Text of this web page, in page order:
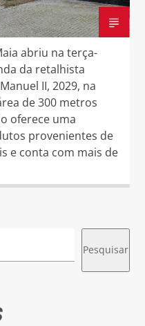
abriu na terça-
da retalhista
II, 2029, na
de 300 metros
oferece uma
provenientes de
e conta com mais de
Pesquisar